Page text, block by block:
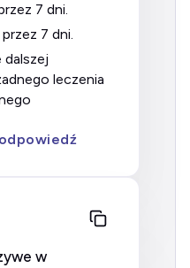
7 dni.
7 dni.
leczenia
w